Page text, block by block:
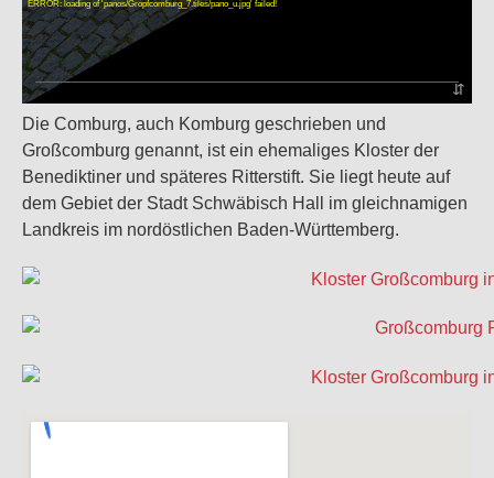
Die Comburg, auch Komburg geschrieben und
Großcomburg genannt, ist ein ehemaliges Kloster der
Benediktiner und späteres Ritterstift. Sie liegt heute auf
dem Gebiet der Stadt Schwäbisch Hall im gleichnamigen
Landkreis im nordöstlichen Baden-Württemberg.